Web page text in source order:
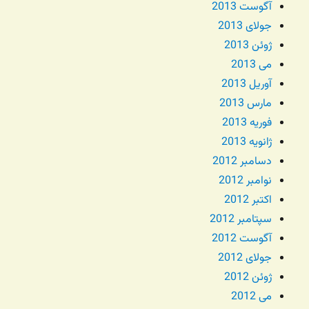
آگوست 2013
جولای 2013
ژوئن 2013
می 2013
آوریل 2013
مارس 2013
فوریه 2013
ژانویه 2013
دسامبر 2012
نوامبر 2012
اکتبر 2012
سپتامبر 2012
آگوست 2012
جولای 2012
ژوئن 2012
می 2012